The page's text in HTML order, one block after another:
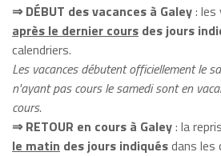
⇒ DÉBUT des vacances à Galey: les
après le dernier cours des jours
calendriers.
Les vacances débutent officiellement le
n'ayant pas cours le samedi sont en
cours.
⇒ RETOUR en cours à Galey: la
le matin des jours indiquésdans les